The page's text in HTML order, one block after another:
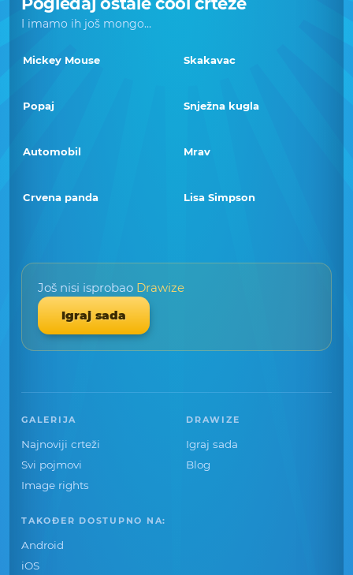
I imamo ih još mongo...
Mickey Mouse Skakavac
Popaj Snježna kugla
Automobil Mrav
Crvena panda Lisa Simpson
Još nisi isprobao Drawize
Igraj sada
GALERIJA
Najnoviji crteži
Svi pojmovi
Image rights
DRAWIZE
Igraj sada
Blog
TAKOĐER DOSTUPNO NA:
Android
iOS